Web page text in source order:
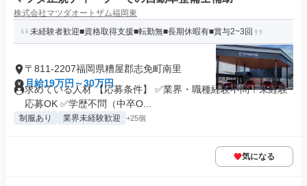
株式会社マツダオートザム福岡東
未経験者歓迎■資格取得支援■転勤無■長期休暇有■賞与2~3回
〒811-2207福岡県糟屋郡志免町南里
月給19万円～30万円
求めている人材 【応募条件】 ✅業界・職種経験不問！未経験
応募OK ✅学歴不問（中卒O...
制服あり 業界未経験歓迎 +25個
気になる